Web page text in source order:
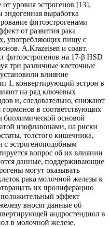
уровня эстрогенов [13].
выработка
фитоэстрогенами
от развития рака
употребляющих пищу с
A.Krazeisen и соавт.
на 17-β HSD
три различные клеточные
влияние
1, конвертирующий эстрон в
на ряд ключевых
и, следовательно, снижают
гормонов в соответствующих
биохимической основой
изофлавонами, на риски
толстого кишечника,
с эстрогеноподобным
вопрос об их влиянии
данные, поддерживающие
могут оказывать
рака молочной железы к
их пролиферацию
эффект
вносят данные об
андростендиол в
в молочной железе.